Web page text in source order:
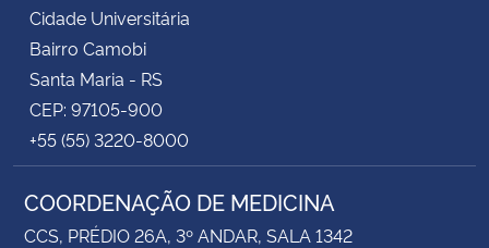
Cidade Universitária
Bairro Camobi
Santa Maria - RS
CEP: 97105-900
+55 (55) 3220-8000
COORDENAÇÃO DE MEDICINA
CCS, PRÉDIO 26A, 3º ANDAR, SALA 1342